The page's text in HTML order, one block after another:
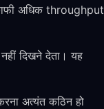
अधिक throughput
दिखने देता। यह
अत्यंत कठिन हो